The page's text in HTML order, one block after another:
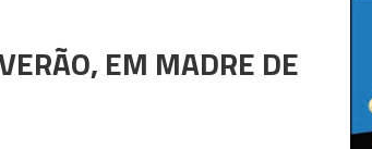
EM MADRE DE